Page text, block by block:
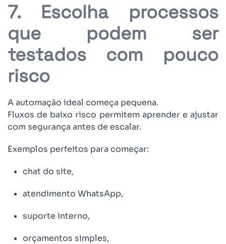
7. Escolha processos
que podem ser
testados com pouco
risco
A automação ideal começa pequena.
Fluxos de baixo risco permitem aprender e ajustar
com segurança antes de escalar.
Exemplos perfeitos para começar:
chat do site,
atendimento WhatsApp,
suporte interno,
orçamentos simples,